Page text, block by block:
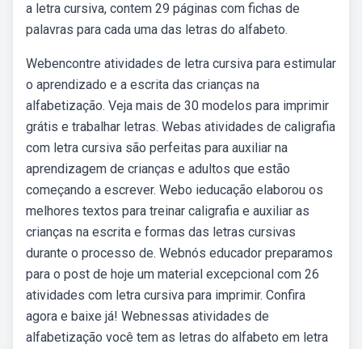
a letra cursiva, contem 29 páginas com fichas de
palavras para cada uma das letras do alfabeto.
Webencontre atividades de letra cursiva para estimular
o aprendizado e a escrita das crianças na
alfabetização. Veja mais de 30 modelos para imprimir
grátis e trabalhar letras. Webas atividades de caligrafia
com letra cursiva são perfeitas para auxiliar na
aprendizagem de crianças e adultos que estão
começando a escrever. Webo ieducação elaborou os
melhores textos para treinar caligrafia e auxiliar as
crianças na escrita e formas das letras cursivas
durante o processo de. Webnós educador preparamos
para o post de hoje um material excepcional com 26
atividades com letra cursiva para imprimir. Confira
agora e baixe já! Webnessas atividades de
alfabetização você tem as letras do alfabeto em letra